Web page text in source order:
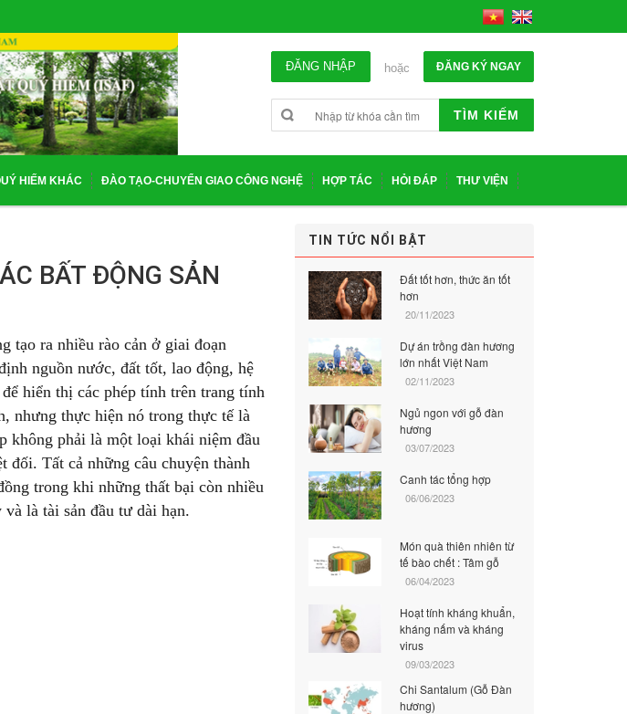
ĐĂNG KÝ NGAY
hoặc
ĐĂNG NHẬP
TÌM KIẾM
HIẾM KHÁC ĐÀO TẠO-CHUYỂN GIAO CÔNG NGHỆ HỢP TÁC HỎI ĐÁP THƯ VIỆN
BẤT ĐỘNG SẢN
tạo ra nhiều rào cản ở giai đoạn
nguồn nước, đất tốt, lao động, hệ
hiển thị các phép tính trên trang tính
nhưng thực hiện nó trong thực tế là
không phải là một loại khái niệm đầu
đối. Tất cả những câu chuyện thành
trong khi những thất bại còn nhiều
là tài sản đầu tư dài hạn.
TIN TỨC NỔI BẬT
Đất tốt hơn, thức ăn tốt
hơn
20/11/2023
Dự án trồng đàn hương
lớn nhất Việt Nam
02/11/2023
Ngủ ngon với gỗ đàn
hương
03/07/2023
Canh tác tổng hợp
06/06/2023
Món quà thiên nhiên từ
tế bào chết : Tâm gỗ
06/04/2023
Hoạt tính kháng khuẩn,
kháng nấm và kháng
virus
09/03/2023
Chi Santalum (Gỗ Đàn
hương)